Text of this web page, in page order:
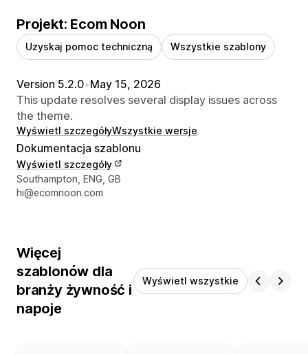
Projekt: Ecom Noon
Uzyskaj pomoc techniczną Wszystkie szablony
Version 5.2.0•May 15, 2026
This update resolves several display issues across
the theme.
Wyświetl szczegółyWszystkie wersje
Dokumentacja szablonu
Wyświetl szczegóły
Dane kontaktowe projektanta
Southampton, ENG, GB
hi@ecomnoon.com
Więcej
szablonów dla
branży żywność i
napoje
Wyświetl wszystkie